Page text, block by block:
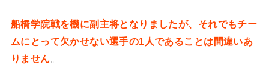
船橋学院戦を機に副主将となりましたが、それでもチー
ムにとって欠かせない選手の1人であることは間違いあ
りません。